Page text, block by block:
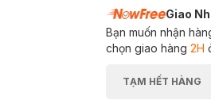
Giao
Bạn muốn nhận
chọn giao hàng 2H
TẠM HẾT HÀNG